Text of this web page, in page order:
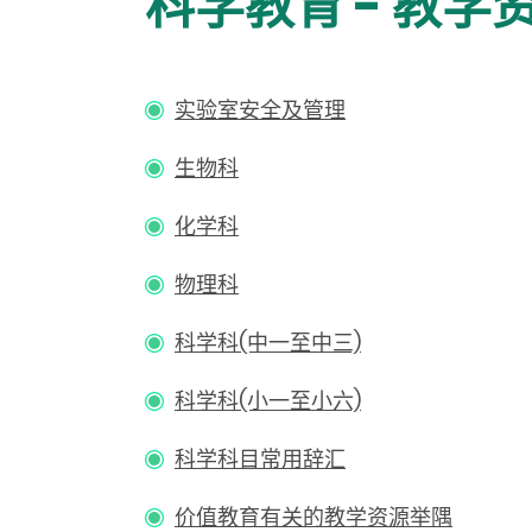
实验室安全及管理
生物科
化学科
物理科
科学科(中一至中三)
科学科(小一至小六)
科学科目常用辞汇
价值教育有关的教学资源举隅